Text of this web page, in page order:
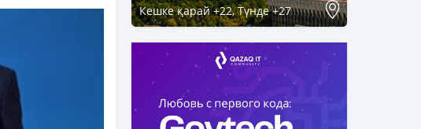
Кешке қарай +22, Түнде +27